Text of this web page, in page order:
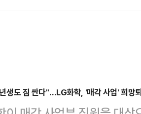
생도 짐 싼다"…LG화학, '매각 사업' 희망